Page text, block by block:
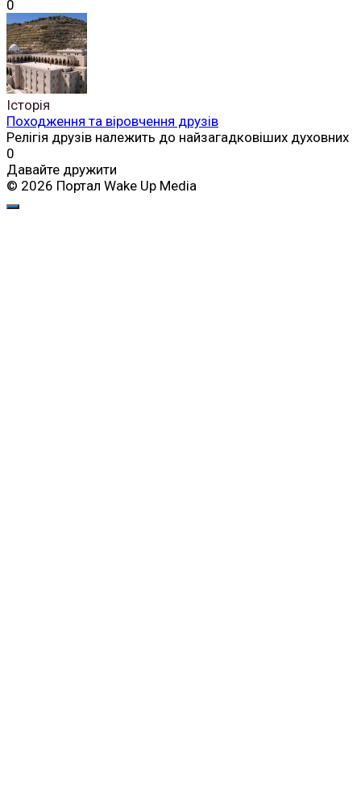
0
Історія
Походження та віровчення друзів
Релігія друзів належить до найзагадковіших духовних
0
Давайте дружити
© 2026 Портал Wake Up Media